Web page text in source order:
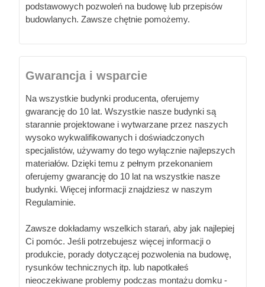
podstawowych pozwoleń na budowę lub przepisów
budowlanych. Zawsze chętnie pomożemy.
Gwarancja i wsparcie
Na wszystkie budynki producenta, oferujemy
gwarancję do 10 lat. Wszystkie nasze budynki są
starannie projektowane i wytwarzane przez naszych
wysoko wykwalifikowanych i doświadczonych
specjalistów, używamy do tego wyłącznie najlepszych
materiałów. Dzięki temu z pełnym przekonaniem
oferujemy gwarancję do 10 lat na wszystkie nasze
budynki. Więcej informacji znajdziesz w naszym
Regulaminie.
Zawsze dokładamy wszelkich starań, aby jak najlepiej
Ci pomóc. Jeśli potrzebujesz więcej informacji o
produkcie, porady dotyczącej pozwolenia na budowę,
rysunków technicznych itp. lub napotkałeś
nieoczekiwane problemy podczas montażu domku -